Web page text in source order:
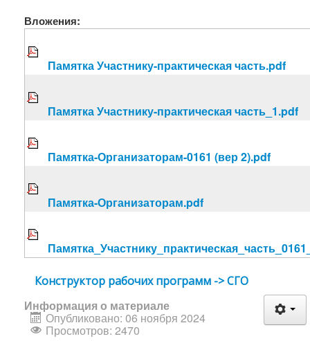
Вложения:
Памятка Участнику-практическая часть.pdf
Памятка Участнику-практическая часть_1.pdf
Памятка-Организаторам-0161 (вер 2).pdf
Памятка-Организаторам.pdf
Конструктор рабочих программ -> СГО
Информация о материале
Опубликовано: 06 ноября 2024
Просмотров: 2470